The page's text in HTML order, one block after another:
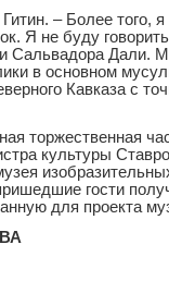
– Более того, я
Я не буду
Дали.
в основном
Кавказа с
торжественная
культуры
гости
для проекта